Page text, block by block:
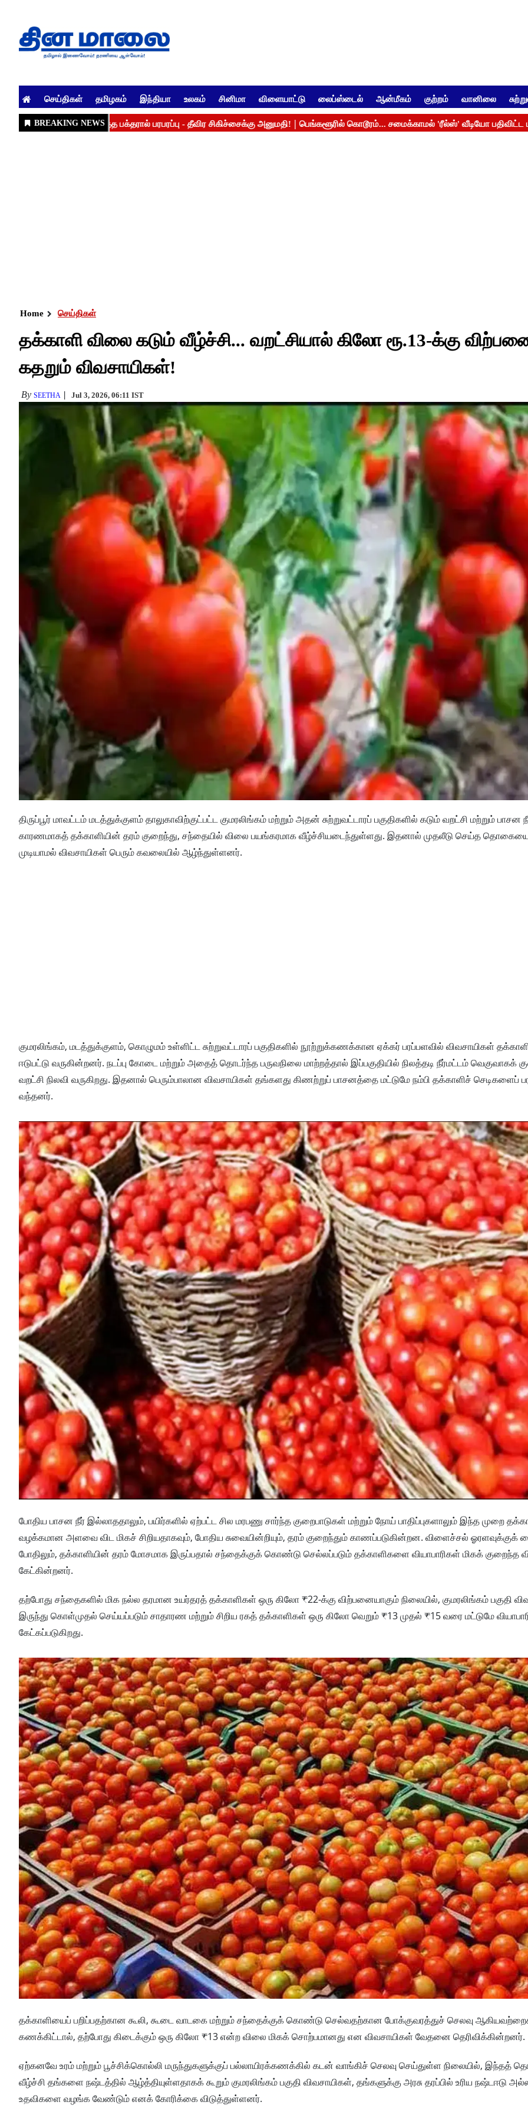
செய்திகள் தமிழகம் இந்தியா உலகம் சினிமா விளையாட்டு லைப்ஸ்டைல் ஆன்மீகம் குற்றம் வானிலை
Home செய்திகள்
தக்காளி விலை கடும் வீழ்ச்சி... வறட்சியால் கிலோ ரூ.13-க்கு
கதறும் விவசாயிகள்!
By SEETHA Jul 3, 2026, 06:11 IST
திருப்பூர் மாவட்டம் மடத்துக்குளம் தாலுகாவிற்குட்பட்ட குமரலிங்கம் மற்றும் அதன் சுற்றுவட்டாரப் பகுதிகளில் கடும் வறட்சி மற்றும் பாசன
காரணமாகத் தக்காளியின் தரம் குறைந்து, சந்தையில் விலை பயங்கரமாக வீழ்ச்சியடைந்துள்ளது. இதனால் முதலீடு செய்த
முடியாமல் விவசாயிகள் பெரும் கவலையில் ஆழ்ந்துள்ளனர்.
குமரலிங்கம், மடத்துக்குளம், கொழுமம் உள்ளிட்ட சுற்றுவட்டாரப் பகுதிகளில் நூற்றுக்கணக்கான ஏக்கர் பரப்பளவில் விவசாயிகள் தக்காளி
ஈடுபட்டு வருகின்றனர். நடப்பு கோடை மற்றும் அதைத் தொடர்ந்த பருவநிலை மாற்றத்தால் இப்பகுதியில் நிலத்தடி நீர்மட்டம் வெகுவாகக்
வறட்சி நிலவி வருகிறது. இதனால் பெரும்பாலான விவசாயிகள் தங்களது கிணற்றுப் பாசனத்தை மட்டுமே நம்பி தக்காளிச் செடிகளைப்
வந்தனர்.
போதிய பாசன நீர் இல்லாததாலும், பயிர்களில் ஏற்பட்ட சில மரபணு சார்ந்த குறைபாடுகள் மற்றும் நோய் பாதிப்புகளாலும் இந்த முறை
வழக்கமான அளவை விட மிகச் சிறியதாகவும், போதிய சுவையின்றியும், தரம் குறைந்தும் காணப்படுகின்றன. விளைச்சல்
போதிலும், தக்காளியின் தரம் மோசமாக இருப்பதால் சந்தைக்குக் கொண்டு செல்லப்படும் தக்காளிகளை வியாபாரிகள் மிகக் குறைந்த
கேட்கின்றனர்.
தற்போது சந்தைகளில் மிக நல்ல தரமான உயர்தரத் தக்காளிகள் ஒரு கிலோ ₹22-க்கு விற்பனையாகும் நிலையில், குமரலிங்கம் பகுதி
இருந்து கொள்முதல் செய்யப்படும் சாதாரண மற்றும் சிறிய ரகத் தக்காளிகள் ஒரு கிலோ வெறும் ₹13 முதல் ₹15 வரை மட்டுமே
கேட்கப்படுகிறது.
தக்காளியைப் பறிப்பதற்கான கூலி, கூடை வாடகை மற்றும் சந்தைக்குக் கொண்டு செல்வதற்கான போக்குவரத்துச் செலவு
கணக்கிட்டால், தற்போது கிடைக்கும் ஒரு கிலோ ₹13 என்ற விலை மிகக் சொற்பமானது என விவசாயிகள் வேதனை தெரிவிக்கின்றனர்.
ஏற்கனவே உரம் மற்றும் பூச்சிக்கொல்லி மருந்துகளுக்குப் பல்லாயிரக்கணக்கில் கடன் வாங்கிச் செலவு செய்துள்ள நிலையில், இந்தத்
வீழ்ச்சி தங்களை நஷ்டத்தில் ஆழ்த்தியுள்ளதாகக் கூறும் குமரலிங்கம் பகுதி விவசாயிகள், தங்களுக்கு அரசு தரப்பில் உரிய நஷ்டஈடு
உதவிகளை வழங்க வேண்டும் எனக் கோரிக்கை விடுத்துள்ளனர்.